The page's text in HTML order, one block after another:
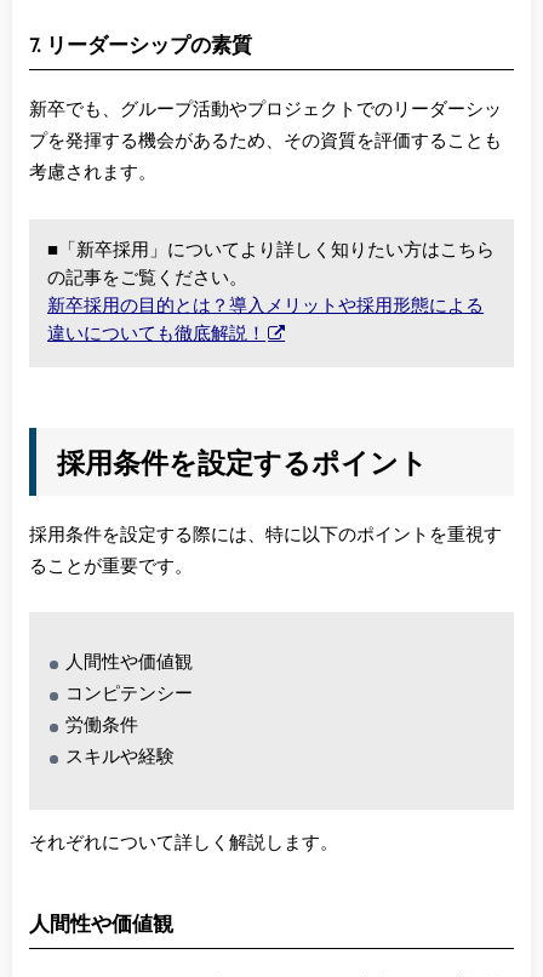
7. リーダーシップの素質
新卒でも、グループ活動やプロジェクトでのリーダーシッ
プを発揮する機会があるため、その資質を評価することも
考慮されます。
■「新卒採用」についてより詳しく知りたい方はこちら
の記事をご覧ください。
新卒採用の目的とは？導入メリットや採用形態による
違いについても徹底解説！
採用条件を設定するポイント
採用条件を設定する際には、特に以下のポイントを重視す
ることが重要です。
人間性や価値観
コンピテンシー
労働条件
スキルや経験
それぞれについて詳しく解説します。
人間性や価値観